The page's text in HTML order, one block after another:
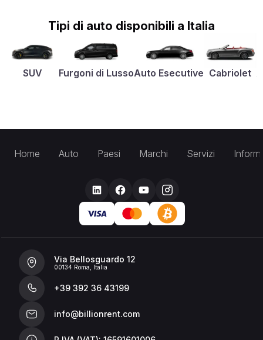
Tipi di auto disponibili a Italia
SUV Furgoni di LussoAuto Esecutive Cabriolet
Home Auto Paesi Marchi Servizi
Via Bellosguardo 12
00134 Roma, Italia
+39 392 36 43199
info@billionrent.com